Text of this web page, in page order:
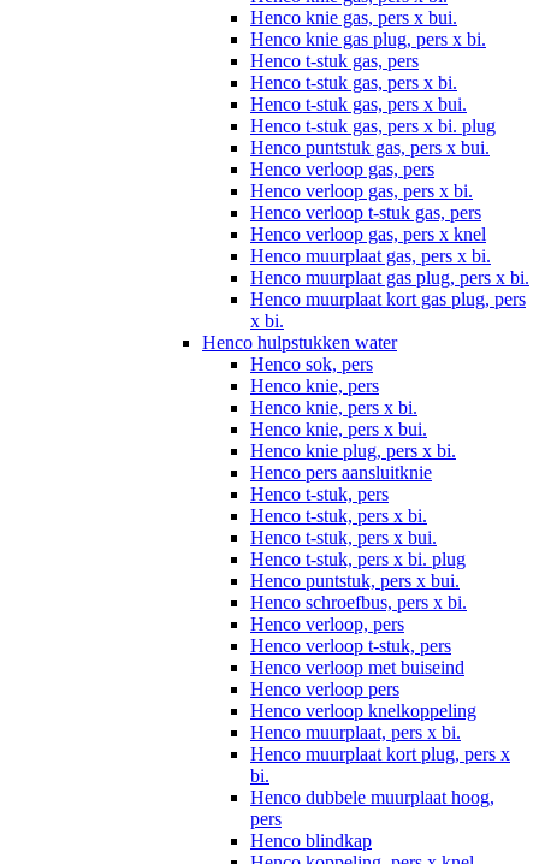
Henco knie gas, pers x bui.
Henco knie gas plug, pers x bi.
Henco t-stuk gas, pers
Henco t-stuk gas, pers x bi.
Henco t-stuk gas, pers x bui.
Henco t-stuk gas, pers x bi. plug
Henco puntstuk gas, pers x bui.
Henco verloop gas, pers
Henco verloop gas, pers x bi.
Henco verloop t-stuk gas, pers
Henco verloop gas, pers x knel
Henco muurplaat gas, pers x bi.
Henco muurplaat gas plug, pers x bi.
Henco muurplaat kort gas plug, pers
x bi.
Henco hulpstukken water
Henco sok, pers
Henco knie, pers
Henco knie, pers x bi.
Henco knie, pers x bui.
Henco knie plug, pers x bi.
Henco pers aansluitknie
Henco t-stuk, pers
Henco t-stuk, pers x bi.
Henco t-stuk, pers x bui.
Henco t-stuk, pers x bi. plug
Henco puntstuk, pers x bui.
Henco schroefbus, pers x bi.
Henco verloop, pers
Henco verloop t-stuk, pers
Henco verloop met buiseind
Henco verloop pers
Henco verloop knelkoppeling
Henco muurplaat, pers x bi.
Henco muurplaat kort plug, pers x
bi.
Henco dubbele muurplaat hoog,
pers
Henco blindkap